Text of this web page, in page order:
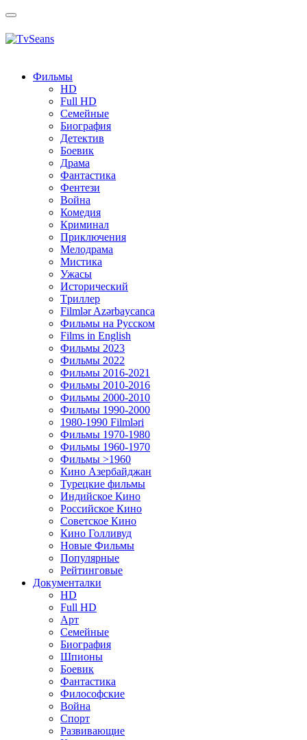
Toggle
Фильмы
HD
Full HD
Семейные
Биография
Детектив
Боевик
Драма
Фантастика
Фентези
Война
Комедия
Криминал
Приключения
Мелодрама
Мистика
Ужасы
Исторический
Tриллер
Filmlər Azərbaycanca
Фильмы на Русском
Films in English
Фильмы 2023
Фильмы 2022
Фильмы 2016-2021
Фильмы 2010-2016
Фильмы 2000-2010
Фильмы 1990-2000
1980-1990 Filmləri
Фильмы 1970-1980
Фильмы 1960-1970
Фильмы >1960
Кино Азербайджан
Турецкие фильмы
Индийское Кино
Российское Кино
Советское Кино
Кино Голливуд
Новые Фильмы
Популярные
Рейтинговые
Документалки
HD
Full HD
Арт
Семейные
Биография
Шпионы
Боевик
Фантастика
Философские
Война
Спорт
Развивающие